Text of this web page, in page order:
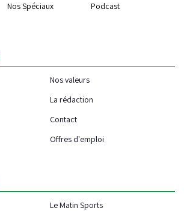
Nos Spéciaux Podcast
Nos valeurs
La rédaction
Contact
Offres d'emploi
Le Matin Sports